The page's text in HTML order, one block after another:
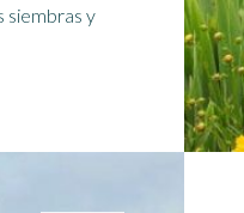
siembras y